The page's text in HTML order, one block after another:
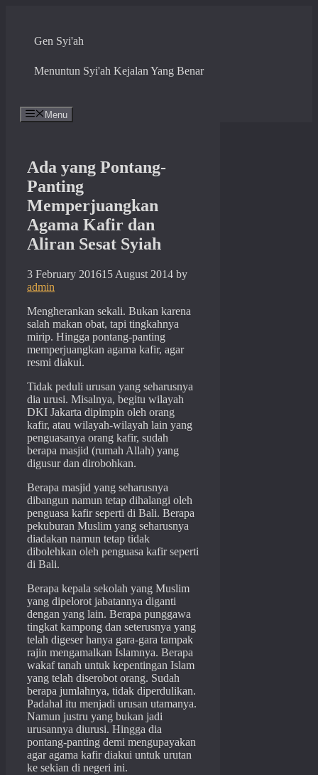
contentGen Syi'ah
Menuntun Syi'ah Kejalan Yang Benar
Menu
Ada yang Pontang-
Panting
Memperjuangkan
Agama Kafir dan
Aliran Sesat Syiah
3 February 201615 August 2014 by
admin
Mengherankan sekali. Bukan karena
salah makan obat, tapi tingkahnya
mirip. Hingga pontang-panting
memperjuangkan agama kafir, agar
resmi diakui.
Tidak peduli urusan yang seharusnya
dia urusi. Misalnya, begitu wilayah
DKI Jakarta dipimpin oleh orang
kafir, atau wilayah-wilayah lain yang
penguasanya orang kafir, sudah
berapa masjid (rumah Allah) yang
digusur dan dirobohkan.
Berapa masjid yang seharusnya
dibangun namun tetap dihalangi oleh
penguasa kafir seperti di Bali. Berapa
pekuburan Muslim yang seharusnya
diadakan namun tetap tidak
dibolehkan oleh penguasa kafir seperti
di Bali.
Berapa kepala sekolah yang Muslim
yang dipelorot jabatannya diganti
dengan yang lain. Berapa punggawa
tingkat kampong dan seterusnya yang
telah digeser hanya gara-gara tampak
rajin mengamalkan Islamnya. Berapa
wakaf tanah untuk kepentingan Islam
yang telah diserobot orang. Sudah
berapa jumlahnya, tidak diperdulikan.
Padahal itu menjadi urusan utamanya.
Namun justru yang bukan jadi
urusannya diurusi. Hingga dia
pontang-panting demi mengupayakan
agar agama kafir diakui untuk urutan
ke sekian di negeri ini.